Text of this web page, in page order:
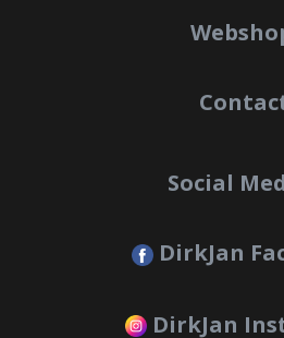
Social
DirkJan
DirkJan